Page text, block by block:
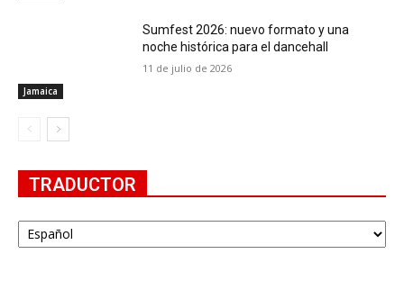
Jamaica
Sumfest 2026: nuevo formato y una
noche histórica para el dancehall
11 de julio de 2026
TRADUCTOR